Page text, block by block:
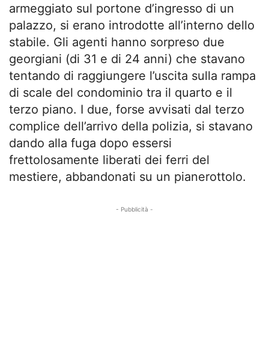
armeggiato sul portone d’ingresso di un
palazzo, si erano introdotte all’interno dello
stabile. Gli agenti hanno sorpreso due
georgiani (di 31 e di 24 anni) che stavano
tentando di raggiungere l’uscita sulla rampa
di scale del condominio tra il quarto e il
terzo piano. I due, forse avvisati dal terzo
complice dell’arrivo della polizia, si stavano
dando alla fuga dopo essersi
frettolosamente liberati dei ferri del
mestiere, abbandonati su un pianerottolo.
- Pubblicità -